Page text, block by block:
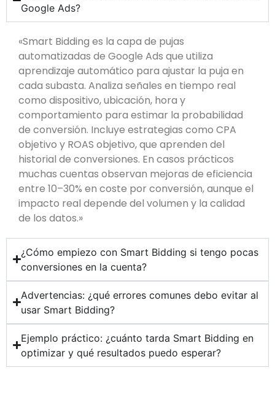
Google Ads?
«Smart Bidding es la capa de pujas
automatizadas de Google Ads que utiliza
aprendizaje automático para ajustar la puja en
cada subasta. Analiza señales en tiempo real
como dispositivo, ubicación, hora y
comportamiento para estimar la probabilidad
de conversión. Incluye estrategias como CPA
objetivo y ROAS objetivo, que aprenden del
historial de conversiones. En casos prácticos
muchas cuentas observan mejoras de eficiencia
entre 10–30% en coste por conversión, aunque el
impacto real depende del volumen y la calidad
de los datos.»
¿Cómo empiezo con Smart Bidding si tengo pocas
conversiones en la cuenta?
Advertencias: ¿qué errores comunes debo evitar al
usar Smart Bidding?
Ejemplo práctico: ¿cuánto tarda Smart Bidding en
optimizar y qué resultados puedo esperar?